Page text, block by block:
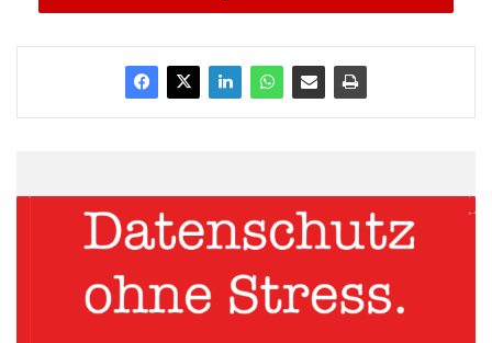
kräftige Erholung der Weltwirtschaft im zweiten Halbjahr
spreche, «dass der globale Vertrauensschock zwar an Schärfe
verloren hat, aber noch keineswegs überwunden ist». Zudem
könnten die Banken in den Industrieländern im Fall einer